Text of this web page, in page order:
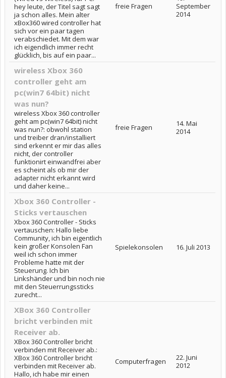
hey leute, der Titel sagt sagt
ja schon alles. Mein alter
xBox360 wired controller hat
sich vor ein paar tagen
verabschiedet. Mit dem war
ich eigendlich immer recht
glücklich, bis auf ein paar...
freie Fragen
September
2014
wireless Xbox 360
controller geht am
pc(win7 64bit) nicht
was nun?
wireless Xbox 360 controller
geht am pc(win7 64bit) nicht
was nun?: obwohl station
und treiber dran/installiert
sind erkennt er mir das alles
nicht, der controller
funktionirt einwandfrei aber
es scheint als ob mir der
adapter nicht erkannt wird
und daher keine...
freie Fragen
14. Mai
2014
Xbox 360 Controller -
Sticks vertauschen
Xbox 360 Controller - Sticks
vertauschen: Hallo liebe
Community, ich bin eigentlich
kein großer Konsolen Fan
weil ich schon immer
Probleme hatte mit der
Steuerung. Ich bin
Linkshänder und bin noch nie
mit den Steuerrungssticks
zurecht...
Spielekonsolen 16. Juli 2013
XBox 360 Controller
bricht verbinden mit
Receiver ab.
XBox 360 Controller bricht
verbinden mit Receiver ab.:
XBox 360 Controller bricht
verbinden mit Receiver ab.
Hallo, ich habe mir einen
Computerfragen
22. Juni
2012